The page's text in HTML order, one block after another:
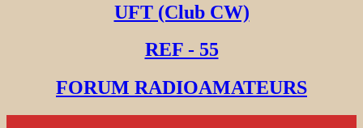
UFT (Club CW)
REF - 55
FORUM RADIOAMATEURS